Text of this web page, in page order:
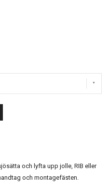
och lyfta upp jolle, RIB eller
och montagefästen.